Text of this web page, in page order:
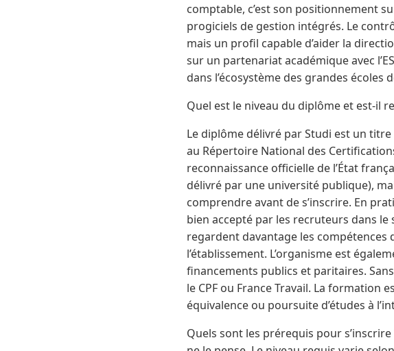
comptable, c’est son positionnement
progiciels de gestion intégrés. Le
mais un profil capable d’aider la
sur un partenariat académique avec
dans l’écosystème des grandes écoles
Quel est le niveau du diplôme et est-il
Le diplôme délivré par Studi est un
au Répertoire National des
reconnaissance officielle de l’État
délivré par une université publique),
comprendre avant de s’inscrire. En
bien accepté par les recruteurs dans
regardent davantage les
l’établissement. L’organisme est
financements publics et paritaires.
le CPF ou France Travail. La formation
équivalence ou poursuite d’études à
Quels sont les prérequis pour